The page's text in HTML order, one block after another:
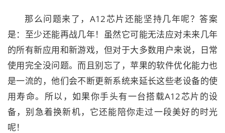
那么问题来了，A12芯片还能坚持几年呢？答案
是：至少还能再战几年！虽然它可能无法应对未来几年
的所有新应用和新游戏，但对于大多数用户来说，日常
使用完全没问题。而且别忘了，苹果的软件优化能力也
是一流的，他们会不断更新系统来延长这些老设备的使
用寿命。所以，如果你手头有一台搭载A12芯片的设
备，别急着换新机，它还能陪你走过一段美好的时光
呢！